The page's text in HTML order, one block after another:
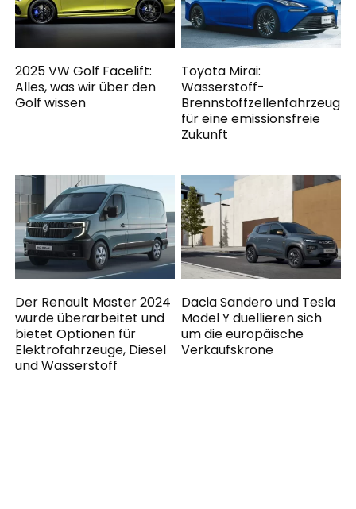
2025 VW Golf Facelift:
Alles, was wir über den
Golf wissen
Toyota Mirai:
Wasserstoff-
Brennstoffzellenfahrzeug
für eine emissionsfreie
Zukunft
Der Renault Master 2024
wurde überarbeitet und
bietet Optionen für
Elektrofahrzeuge, Diesel
und Wasserstoff
Dacia Sandero und Tesla
Model Y duellieren sich
um die europäische
Verkaufskrone